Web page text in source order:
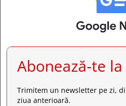
Abonează-te
Trimitem un newsletter pe zi,
ziua anterioară.